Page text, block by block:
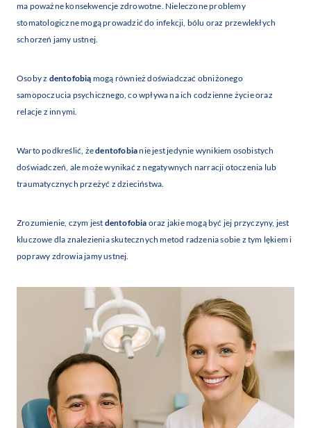
ma poważne konsekwencje zdrowotne. Nieleczone problemy
stomatologiczne mogą prowadzić do infekcji, bólu oraz przewlekłych
schorzeń jamy ustnej.
Osoby z dentofobią mogą również doświadczać obniżonego
samopoczucia psychicznego, co wpływa na ich codzienne życie oraz
relacje z innymi.
Warto podkreślić, żedentofobianie jest jedynie wynikiem osobistych
doświadczeń, ale może wynikać z negatywnych narracji otoczenia lub
traumatycznych przeżyć z dzieciństwa.
Zrozumienie, czym jest dentofobia oraz jakie mogą być jej przyczyny, jest
kluczowe dla znalezienia skutecznych metod radzenia sobie z tym lękiem i
poprawy zdrowia jamy ustnej.